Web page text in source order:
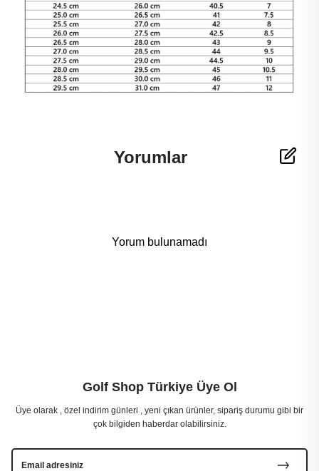
Yorumlar
Yorum bulunamadı
Golf Shop Türkiye Üye Ol
Üye olarak , özel indirim günleri , yeni çıkan ürünler, sipariş durumu gibi bir
çok bilgiden haberdar olabilirsiniz.